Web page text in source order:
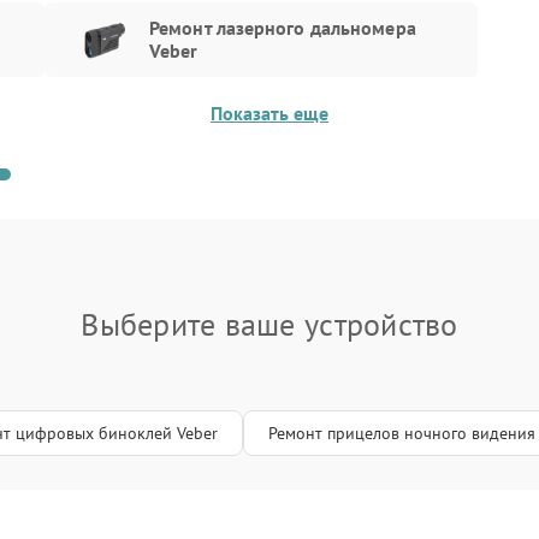
Чаянова 18.
Ремонт лазерного дальномера
Veber
Показать еще
Выберите ваше устройство
цифровых биноклей Veber Ремонт прицелов ночного видения